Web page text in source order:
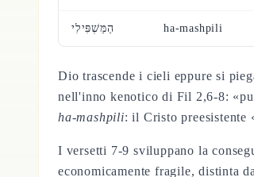
הַמַּשְׁפִּילִי ha-mashpili
Dio trascende i cieli eppure si
nell'inno kenotico di Fil 2,6-8:
ha-mashpili: il Cristo preesistente
I versetti 7-9 sviluppano la
economicamente fragile, distinta